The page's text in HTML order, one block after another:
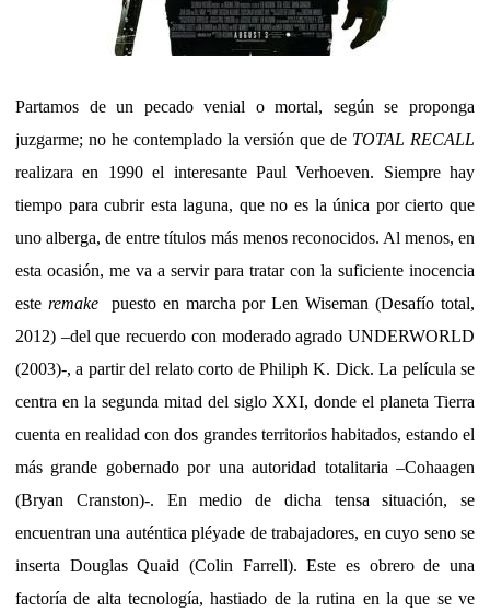
Partamos de un pecado venial o mortal, según se proponga
juzgarme; no he contemplado la versión que de TOTAL RECALL
realizara en 1990 el interesante Paul Verhoeven. Siempre hay
tiempo para cubrir esta laguna, que no es la única por cierto que
uno alberga, de entre títulos más menos reconocidos. Al menos, en
esta ocasión, me va a servir para tratar con la suficiente inocencia
este remake
puesto en marcha por Len Wiseman (Desafío total,
2012) –del que recuerdo con moderado agrado UNDERWORLD
(2003)-, a partir del relato corto de Philiph K. Dick. La película se
centra en la segunda mitad del siglo XXI, donde el planeta Tierra
cuenta en realidad con dos grandes territorios habitados, estando el
más grande gobernado por una autoridad totalitaria –Cohaagen
(Bryan Cranston)-. En medio de dicha tensa situación, se
encuentran una auténtica pléyade de trabajadores, en cuyo seno se
inserta Douglas Quaid (Colin Farrell). Este es obrero de una
factoría de alta tecnología, hastiado de la rutina en la que se ve